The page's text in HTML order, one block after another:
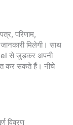
परिणाम,
मिलेगी। साथ
से जुड़कर अपनी
कर सकते हैं। नीचे
विवरण